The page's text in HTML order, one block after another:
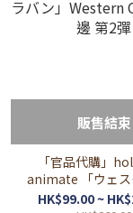
販售結束
「官品代購」
animate 「ウェス
ラバン」Western
HK$99.00 ~